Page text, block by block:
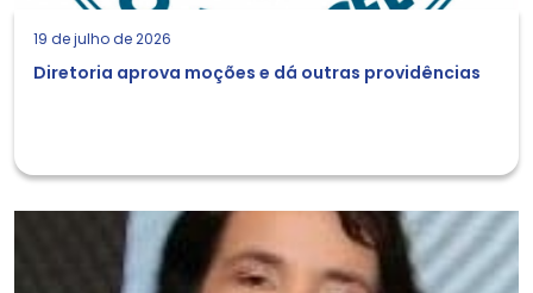
19 de julho de 2026
Diretoria aprova moções e dá outras providências